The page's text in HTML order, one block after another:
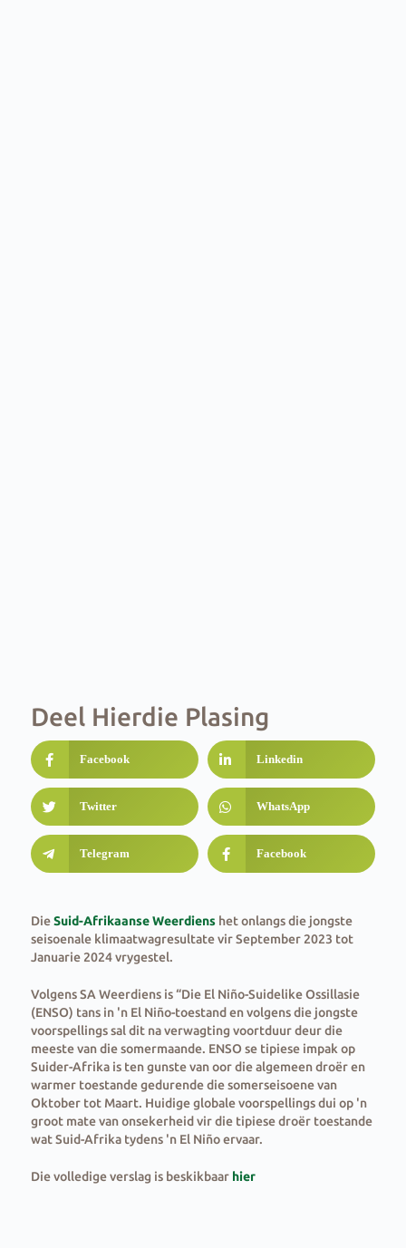
Deel Hierdie Plasing
Facebook Linkedin
Twitter WhatsApp
Telegram Facebook
DieSuid-Afrikaanse Weerdienshet onlangs die jongste
seisoenale klimaatwagresultate vir September 2023 tot
Januarie 2024 vrygestel.
Volgens SA Weerdiens is “Die El Niño-Suidelike Ossillasie
(ENSO) tans in 'n El Niño-toestand en volgens die jongste
voorspellings sal dit na verwagting voortduur deur die
meeste van die somermaande. ENSO se tipiese impak op
Suider-Afrika is ten gunste van oor die algemeen droër en
warmer toestande gedurende die somerseisoene van
Oktober tot Maart. Huidige globale voorspellings dui op 'n
groot mate van onsekerheid vir die tipiese droër toestande
wat Suid-Afrika tydens 'n El Niño ervaar.
Die volledige verslag is beskikbaar hier